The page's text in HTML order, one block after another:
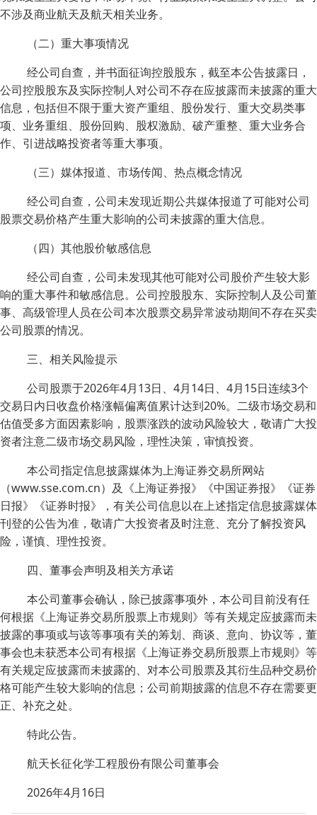
不涉及商业航天及航天相关业务。
（二）重大事项情况
经公司自查，并书面征询控股股东，截至本公告披露日，
公司控股股东及实际控制人对公司不存在应披露而未披露的重大
信息，包括但不限于重大资产重组、股份发行、重大交易类事
项、业务重组、股份回购、股权激励、破产重整、重大业务合
作、引进战略投资者等重大事项。
（三）媒体报道、市场传闻、热点概念情况
经公司自查，公司未发现近期公共媒体报道了可能对公司
股票交易价格产生重大影响的公司未披露的重大信息。
（四）其他股价敏感信息
经公司自查，公司未发现其他可能对公司股价产生较大影
响的重大事件和敏感信息。公司控股股东、实际控制人及公司董
事、高级管理人员在公司本次股票交易异常波动期间不存在买卖
公司股票的情况。
三、相关风险提示
公司股票于2026年4月13日、4月14日、4月15日连续3个
交易日内日收盘价格涨幅偏离值累计达到20%。二级市场交易和
估值受多方面因素影响，股票涨跌的波动风险较大，敬请广大投
资者注意二级市场交易风险，理性决策，审慎投资。
本公司指定信息披露媒体为上海证券交易所网站
（www.sse.com.cn）及《上海证券报》《中国证券报》《证券
日报》《证券时报》，有关公司信息以在上述指定信息披露媒体
刊登的公告为准，敬请广大投资者及时注意、充分了解投资风
险，谨慎、理性投资。
四、董事会声明及相关方承诺
本公司董事会确认，除已披露事项外，本公司目前没有任
何根据《上海证券交易所股票上市规则》等有关规定应披露而未
披露的事项或与该等事项有关的筹划、商谈、意向、协议等，董
事会也未获悉本公司有根据《上海证券交易所股票上市规则》等
有关规定应披露而未披露的、对本公司股票及其衍生品种交易价
格可能产生较大影响的信息；公司前期披露的信息不存在需要更
正、补充之处。
特此公告。
航天长征化学工程股份有限公司董事会
2026年4月16日